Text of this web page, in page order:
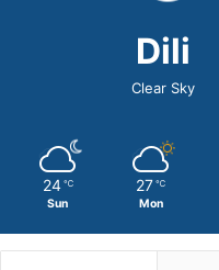
Dili
Clear Sky
24 ℃
Sun
27 ℃
Mon